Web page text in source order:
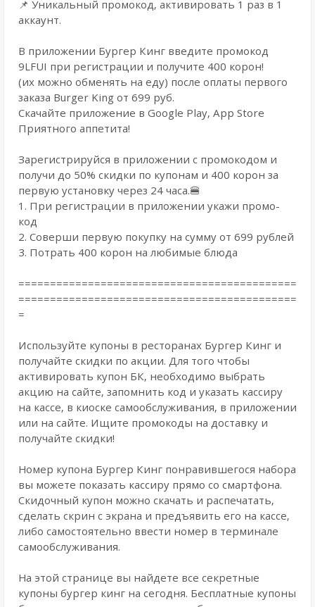
📌 Уникальный промокод, активировать 1 раз в 1
аккаунт.
В приложении Бургер Кинг введите промокод
9LFUI при регистрации и получите 400 корон!
(их можно обменять на еду) после оплаты первого
заказа Burger King от 699 руб.
Скачайте приложение в Google Play, App Store
Приятного аппетита!
Зарегистрируйся в приложении с промокодом и
получи до 50% скидки по купонам и 400 корон за
первую установку через 24 часа.🍔
1. При регистрации в приложении укажи промо-
код
2. Соверши первую покупку на сумму от 699 рублей
3. Потрать 400 корон на любимые блюда
============================================
============================================
=
Используйте купоны в ресторанах Бургер Кинг и
получайте скидки по акции. Для того чтобы
активировать купон БК, необходимо выбрать
акцию на сайте, запомнить код и указать кассиру
на кассе, в киоске самообслуживания, в приложении
или на сайте. Ищите промокоды на доставку и
получайте скидки!
Номер купона Бургер Кинг понравившегося набора
вы можете показать кассиру прямо со смартфона.
Скидочный купон можно скачать и распечатать,
сделать скрин с экрана и предъявить его на кассе,
либо самостоятельно ввести номер в терминале
самообслуживания.
На этой странице вы найдете все секретные
купоны бургер кинг на сегодня. Бесплатные купоны